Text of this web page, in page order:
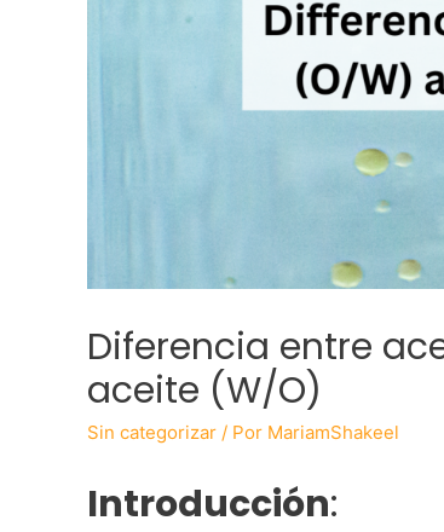
Diferencia entre
aceite (W/O)
Sin categorizar / Por MariamShakeel
Introducción: